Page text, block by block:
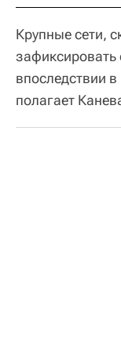
Крупные сети,
впоследствии
полагает